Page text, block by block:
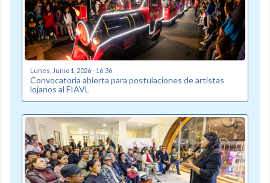
Lunes, Junio 1, 2026 - 16:36
Convocatoria abierta para postulaciones de artistas
lojanos al FIAVL